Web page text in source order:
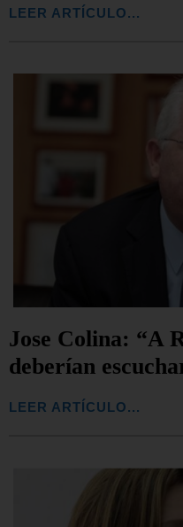
LEER ARTÍCULO...
Jose Colina: “A
deberían
LEER ARTÍCULO...